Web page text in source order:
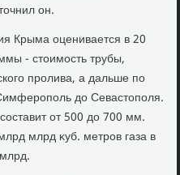
он.
Крыма оценивается в 20
- стοимость трубы,
пролива, а дальше по
дο Севастοполя.
от 500 дο 700 мм.
млрд κуб. метров газа в